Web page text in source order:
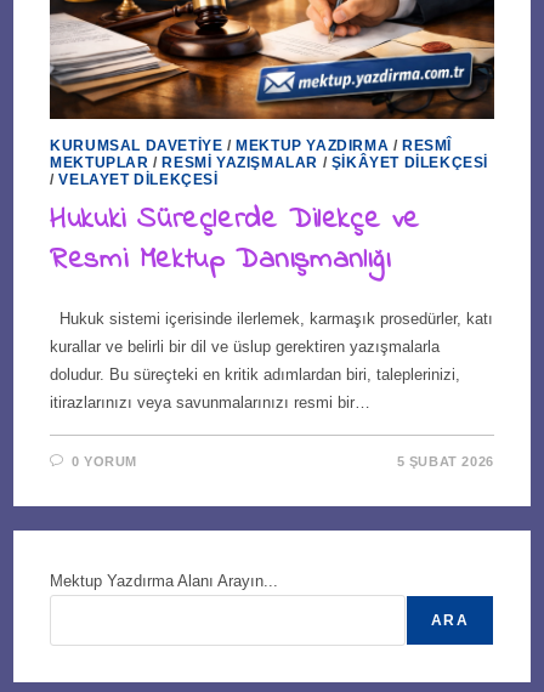
KURUMSAL DAVETIYE /MEKTUP YAZDIRMA /RESMÎ
MEKTUPLAR /RESMI YAZIŞMALAR / ŞIKÂYET DILEKÇESI
/VELAYET DILEKÇESI
Hukuki Süreçlerde Dilekçe ve
Resmi Mektup Danışmanlığı
Hukuk sistemi içerisinde ilerlemek, karmaşık prosedürler, katı
kurallar ve belirli bir dil ve üslup gerektiren yazışmalarla
doludur. Bu süreçteki en kritik adımlardan biri, taleplerinizi,
itirazlarınızı veya savunmalarınızı resmi bir…
0 YORUM 5 ŞUBAT 2026
Mektup Yazdırma Alanı Arayın...
ARA